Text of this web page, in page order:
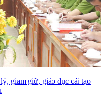
giam giữ, giáo dục cải tạo